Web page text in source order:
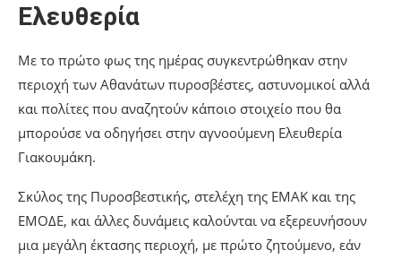
Ελευθερία
Με το πρώτο φως της ημέρας συγκεντρώθηκαν στην
περιοχή των Αθανάτων πυροσβέστες, αστυνομικοί αλλά
και πολίτες που αναζητούν κάποιο στοιχείο που θα
μπορούσε να οδηγήσει στην αγνοούμενη Ελευθερία
Γιακουμάκη.
Σκύλος της Πυροσβεστικής, στελέχη της ΕΜΑΚ και της
ΕΜΟΔΕ, και άλλες δυνάμεις καλούνται να εξερευνήσουν
μια μεγάλη έκτασης περιοχή, με πρώτο ζητούμενο, εάν